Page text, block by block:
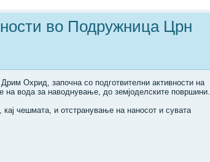
во Подружница Црн
Охрид, започна со подготвителни активности на
вода за наводнување, до земјоделските површини.
чешмата, и отстранување на наносот и сувата